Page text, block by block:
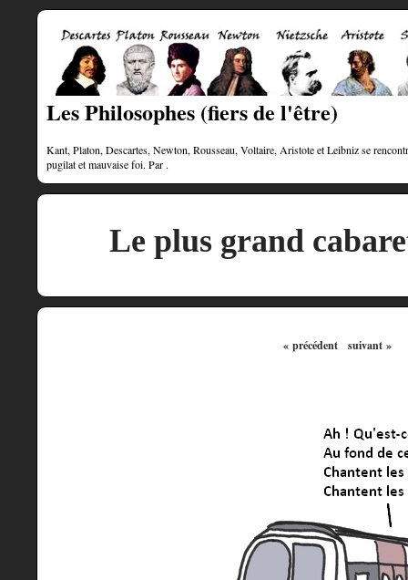
Les Philosophes (fiers de l'être)
Kant, Platon, Descartes, Newton, Rousseau, Voltaire, Aristote et Leibniz se
pugilat et mauvaise foi. Par .
Le plus grand
« précédent suivant »